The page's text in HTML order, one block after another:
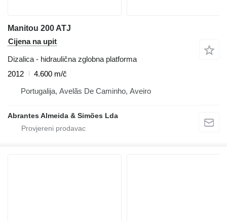
Manitou 200 ATJ
Cijena na upit
Dizalica - hidraulična zglobna platforma
2012
4.600 m/č
Portugalija, Avelãs De Caminho, Aveiro
Abrantes Almeida & Simões Lda